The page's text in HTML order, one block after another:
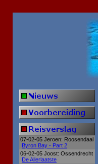
07-02-05 Jeroen: Roosendaal
Byron Bay - Part 2
06-02-05 Joost: Ossendrecht
De Allerlaatste